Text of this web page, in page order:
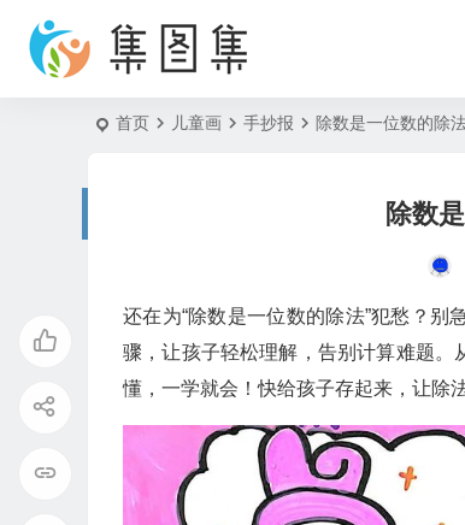
首页 儿童画 手抄报 除数是一位数的除
除数
还在为“除数是一位数的除法”犯愁？
骤，让孩子轻松理解，告别计算难题
懂，一学就会！快给孩子存起来，让除